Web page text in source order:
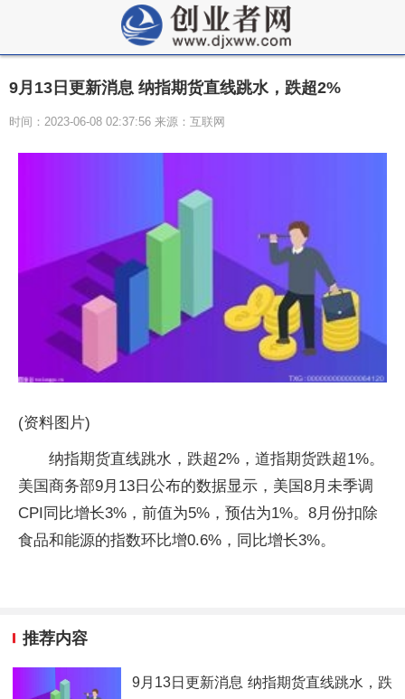
9月13日更新消息 纳指期货直线跳水，跌超2%
时间：2023-06-08 02:37:56 来源：互联网
(资料图片)
纳指期货直线跳水，跌超2%，道指期货跌超1%。
美国商务部9月13日公布的数据显示，美国8月未季调
CPI同比增长3%，前值为5%，预估为1%。8月份扣除
食品和能源的指数环比增0.6%，同比增长3%。
推荐内容
9月13日更新消息 纳指期货直线跳水，跌